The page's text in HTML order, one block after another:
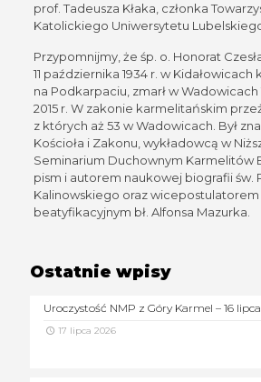
prof. Tadeusza Kłaka, członka
Katolickiego Uniwersytetu
Przypomnijmy, że śp. o. Honorat
11 października 1934 r. w Kidałowicach
na Podkarpaciu, zmarł w Wadowicach
2015 r. W zakonie karmelitańskim
z których aż 53 w Wadowicach. Był
Kościoła i Zakonu, wykładowcą w
Seminarium Duchownym Karmelitów
pism i autorem naukowej biografii św.
Kalinowskiego oraz
beatyfikacyjnym bł. Alfonsa Mazurka.
Ostatnie wpisy
Uroczystość NMP z Góry Karmel – 16
17 lipca 2026